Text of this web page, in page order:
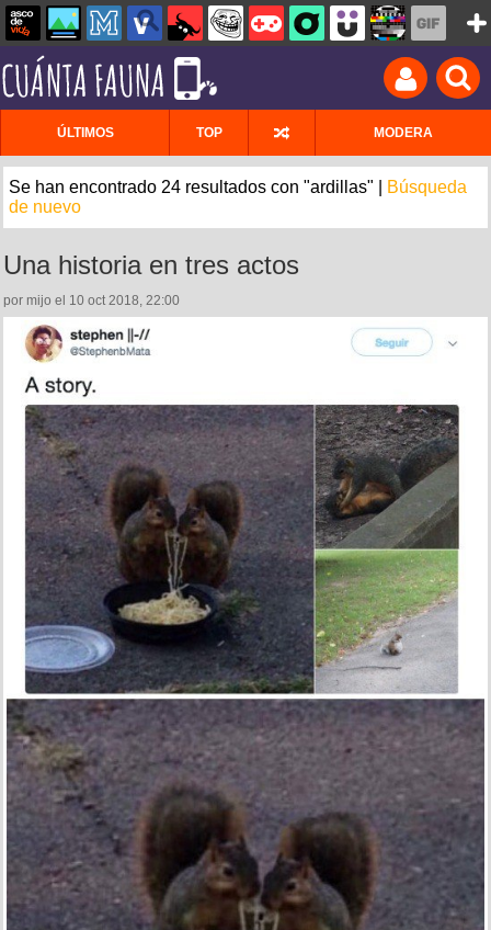
ÚLTIMOS TOP MODERA
Se han encontrado 24 resultados con "ardillas" |
Búsqueda
de nuevo
Una historia en tres actos
por mijo el 10 oct 2018, 22:00